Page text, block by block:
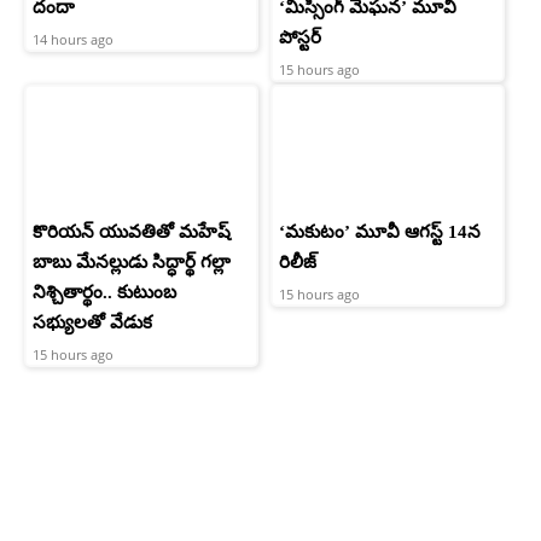
దందా
14 hours ago
‘మిస్సింగ్ మేఘన’ మూవీ
పోస్టర్
15 hours ago
కొరియన్ యువతితో మహేష్
బాబు మేనల్లుడు సిద్ధార్థ్ గల్లా
నిశ్చితార్థం.. కుటుంబ
సభ్యులతో వేడుక
15 hours ago
‘మకుటం’ మూవీ ఆగస్ట్ 14న
రిలీజ్
15 hours ago